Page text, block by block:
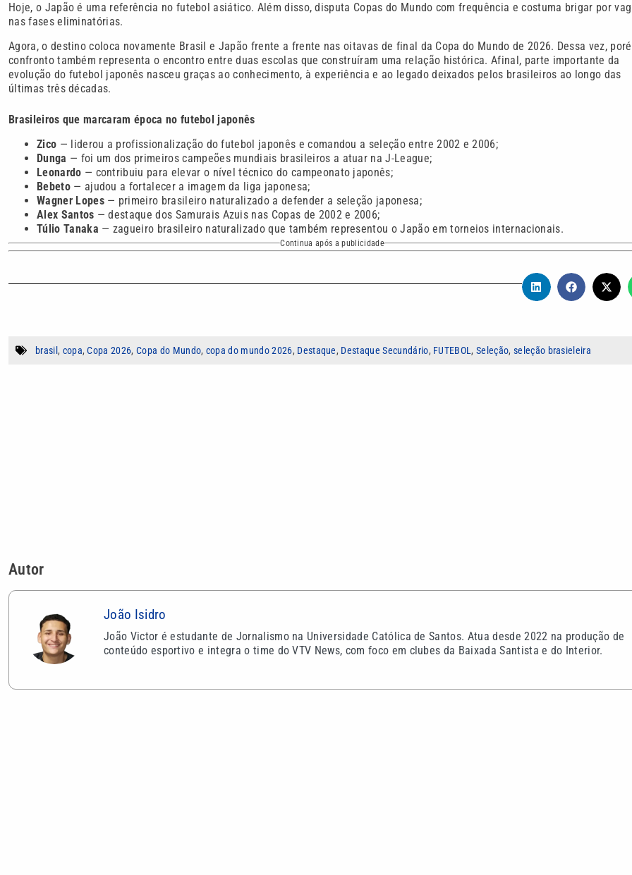
Hoje, o Japão é uma referência no futebol asiático. Além disso, disputa Copas do Mundo com frequência e costuma brigar por
nas fases eliminatórias.
Agora, o destino coloca novamente Brasil e Japão frente a frente nas oitavas de final da Copa do Mundo de 2026. Dessa vez,
confronto também representa o encontro entre duas escolas que construíram uma relação histórica. Afinal, parte importante da
evolução do futebol japonês nasceu graças ao conhecimento, à experiência e ao legado deixados pelos brasileiros ao longo das
últimas três décadas.
Brasileiros que marcaram época no futebol japonês
Zico — liderou a profissionalização do futebol japonês e comandou a seleção entre 2002 e 2006;
Dunga — foi um dos primeiros campeões mundiais brasileiros a atuar na J-League;
Leonardo — contribuiu para elevar o nível técnico do campeonato japonês;
Bebeto— ajudou a fortalecer a imagem da liga japonesa;
Wagner Lopes— primeiro brasileiro naturalizado a defender a seleção japonesa;
Alex Santos — destaque dos Samurais Azuis nas Copas de 2002 e 2006;
Túlio Tanaka — zagueiro brasileiro naturalizado que também representou o Japão em torneios internacionais.
Continua após a publicidade
brasil , copa,Copa 2026,Copa do Mundo, copa do mundo 2026, Destaque, Destaque Secundário, FUTEBOL ,Seleção, seleção brasieleira
VEJA TAMBÉM